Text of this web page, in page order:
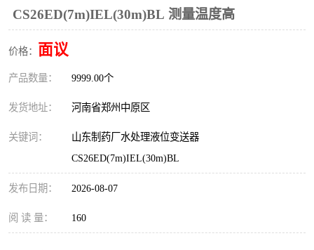
CS26ED(7m)IEL(30m)BL 测量温度高
价格： 面议
产品数量： 9999.00个
发货地址： 河南省郑州中原区
关键词：
山东制药厂水处理液位变送器
CS26ED(7m)IEL(30m)BL
发布日期： 2026-08-07
阅 读 量： 160